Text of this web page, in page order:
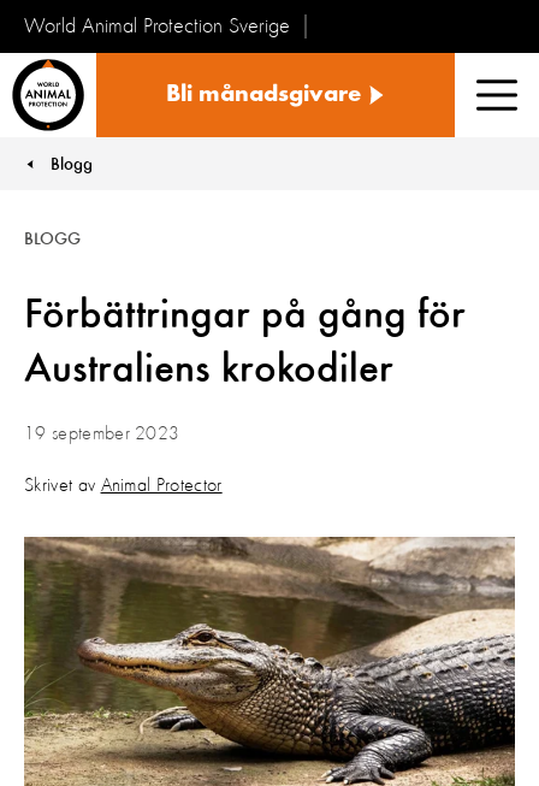
World Animal Protection Sverige
Bli månadsgivare
You are here:
Blogg
Förbättringar på gång för
Australiens krokodiler
BLOGG
19 september 2023
Skrivet av Animal Protector